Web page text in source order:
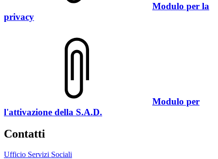
Modulo per la
privacy
Modulo per
l'attivazione della S.A.D.
Contatti
Ufficio Servizi Sociali